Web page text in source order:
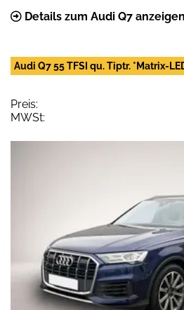
Details zum Audi Q7 anzeigen
Audi Q7 55 TFSI qu. Tiptr. *Matrix-
Preis:
MWSt: